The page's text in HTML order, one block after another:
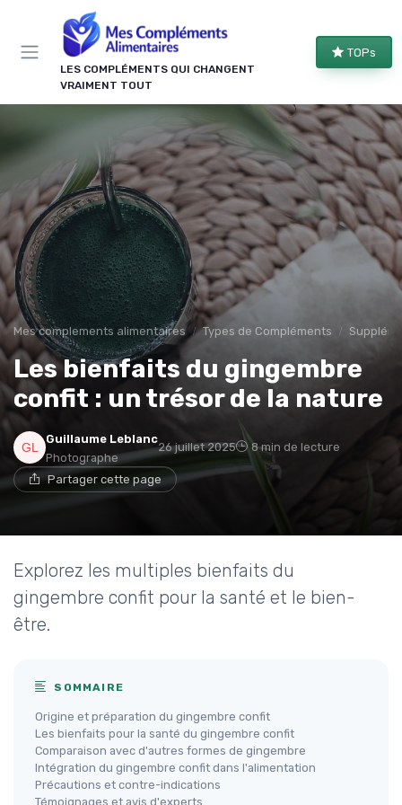
LES COMPLÉMENTS QUI CHANGENT
VRAIMENT TOUT
TOPs
Mes complements alimentaires Types de Compléments
Les bienfaits du gingembre
confit : un trésor de la nature
Guillaume Leblanc
Photographe
26 juillet 2025 8 min de lecture
Partager cette page
Explorez les multiples bienfaits du
gingembre confit pour la santé et le bien-
être.
SOMMAIRE
Origine et préparation du gingembre confit
Les bienfaits pour la santé du gingembre confit
Comparaison avec d'autres formes de gingembre
Intégration du gingembre confit dans l'alimentation
Précautions et contre-indications
Témoignages et avis d'experts
Panneau de gestion des cookies